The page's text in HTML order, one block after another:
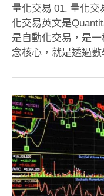
量化交易 01. 量化
化交易英文是
是自動化交易，是
念核心，就是透過